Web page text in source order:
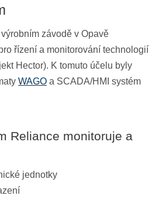
závodě v Opavě
řízení a monitorování technologií
Hector). K tomuto účelu byly
WAGO a SCADA/HMI systém
Reliance monitoruje a
jednotky